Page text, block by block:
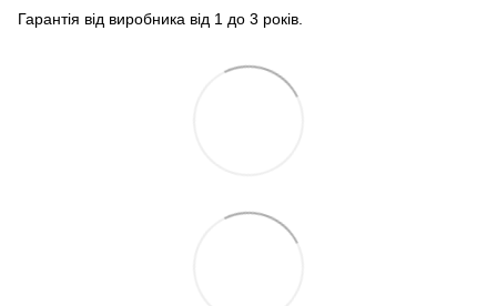
Гарантія від виробника від 1 до 3 років.